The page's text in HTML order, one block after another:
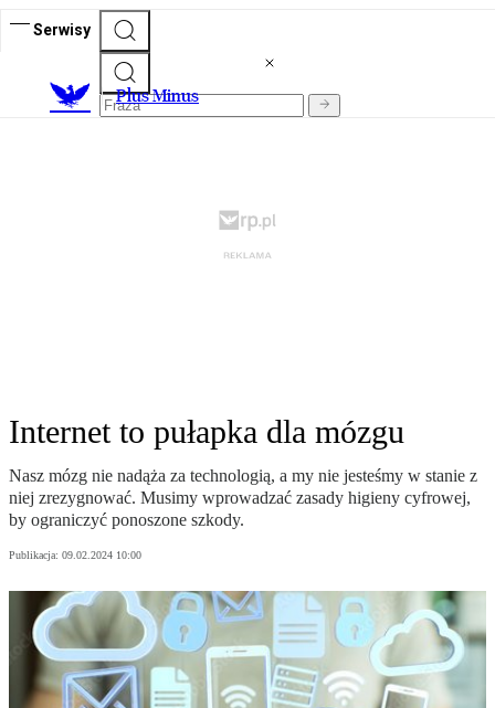
Serwisy
Plus Minus
Internet to pułapka dla mózgu
Nasz mózg nie nadąża za technologią, a my nie jesteśmy w stanie z
niej zrezygnować. Musimy wprowadzać zasady higieny cyfrowej,
by ograniczyć ponoszone szkody.
Publikacja: 09.02.2024 10:00